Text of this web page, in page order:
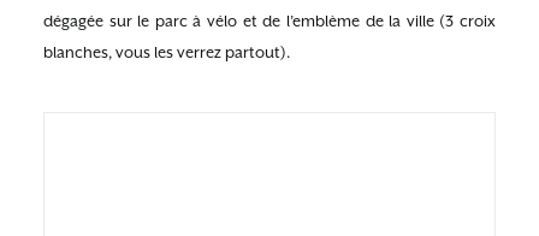
dégagée sur le parc à vélo et de l’emblème de la ville (3 croix
blanches, vous les verrez partout).